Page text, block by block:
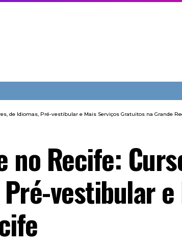
de Idiomas, Pré-vestibular e Mais Serviços Gratuitos na Grande
no Recife:
vestibular